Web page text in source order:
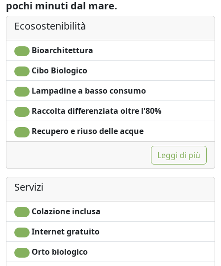
pochi minuti dal mare.
Ecosostenibilità
Bioarchitettura
Cibo Biologico
Lampadine a basso consumo
Raccolta differenziata oltre l'80%
Recupero e riuso delle acque
Leggi di più
Servizi
Colazione inclusa
Internet gratuito
Orto biologico